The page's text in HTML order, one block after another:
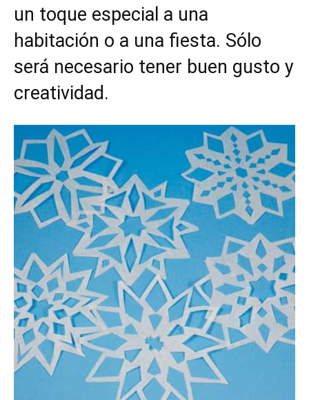
un toque especial a una
habitación o a una fiesta. Sólo
será necesario tener buen gusto y
creatividad.